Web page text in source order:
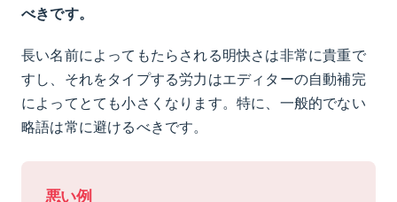
べきです。
長い名前によってもたらされる明快さは非常に貴重で
すし、それをタイプする労力はエディターの自動補完
によってとても小さくなります。特に、一般的でない
略語は常に避けるべきです。
悪い例